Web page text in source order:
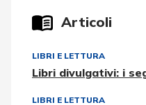
Articoli
LIBRI E LETTURA
Libri divulgativi: i
LIBRI E LETTURA